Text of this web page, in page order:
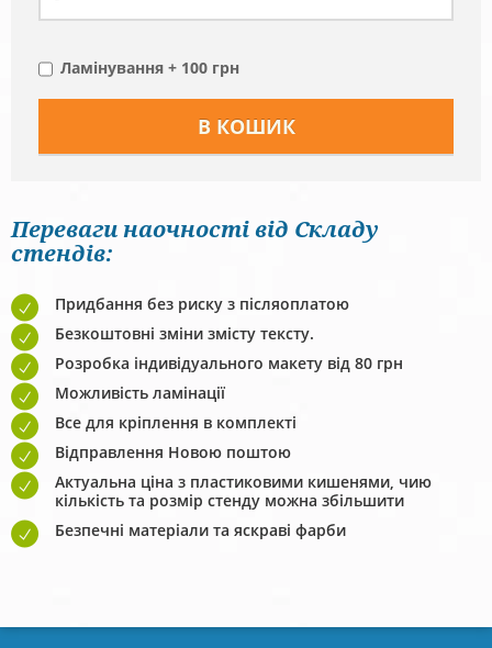
Ламінування + 100 грн
Переваги наочності від Складу
стендів:
Придбання без риску з післяоплатою
Безкоштовні зміни змісту тексту.
Розробка індивідуального макету від 80 грн
Можливість ламінації
Все для кріплення в комплекті
Відправлення Новою поштою
Актуальна ціна з пластиковими кишенями, чию
кількість та розмір стенду можна збільшити
Безпечні матеріали та яскраві фарби